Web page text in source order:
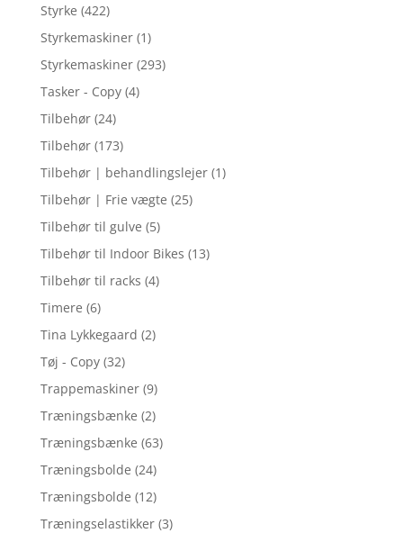
Styrke (422)
Styrkemaskiner (1)
Styrkemaskiner (293)
Tasker - Copy (4)
Tilbehør (24)
Tilbehør (173)
Tilbehør | behandlingslejer (1)
Tilbehør | Frie vægte (25)
Tilbehør til gulve (5)
Tilbehør til Indoor Bikes (13)
Tilbehør til racks (4)
Timere (6)
Tina Lykkegaard (2)
Tøj - Copy (32)
Trappemaskiner (9)
Træningsbænke (2)
Træningsbænke (63)
Træningsbolde (24)
Træningsbolde (12)
Træningselastikker (3)